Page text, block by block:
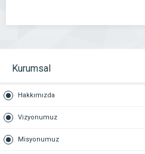
Kurumsal
Hakkımızda
Vizyonumuz
Misyonumuz